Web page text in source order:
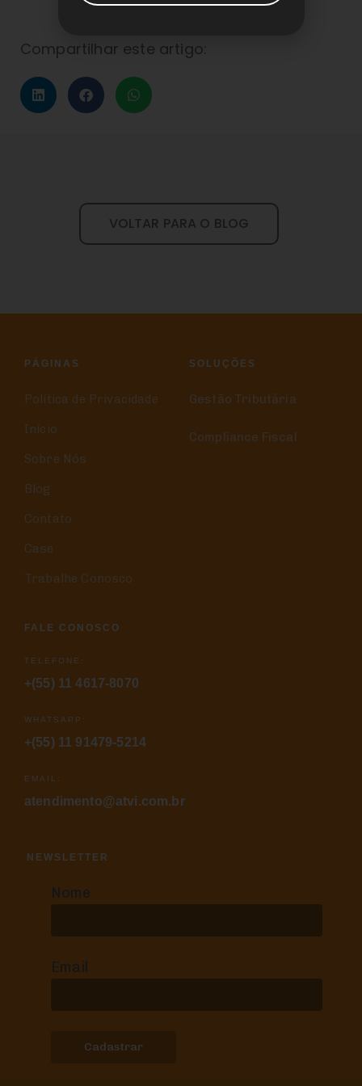
Compartilhar este artigo:
VOLTAR PARA O BLOG
PÁGINAS
Política de Privacidade
Início
Sobre Nós
Blog
Contato
Case
Trabalhe Conosco
SOLUÇÕES
Gestão Tributária
Compliance Fiscal
FALE CONOSCO
TELEFONE:
+(55) 11 4617-8070
WHATSAPP:
+(55) 11 91479-5214
EMAIL:
atendimento@atvi.com.br
NEWSLETTER
Nome
Email